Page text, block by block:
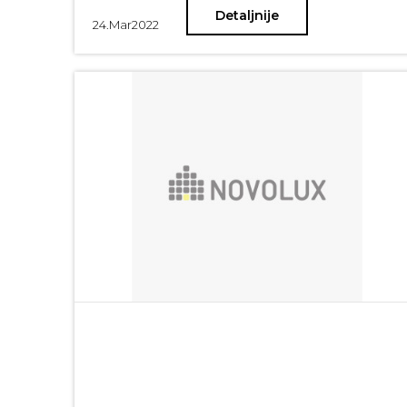
24. Mar2022
Detaljnije